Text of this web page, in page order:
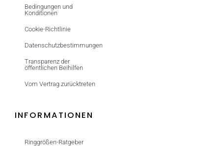
Bedingungen und
Konditionen
Cookie-Richtlinie
Datenschutzbestimmungen
Transparenz der
öffentlichen Beihilfen
Vom Vertrag zurücktreten
INFORMATIONEN
Ringgrößen-Ratgeber